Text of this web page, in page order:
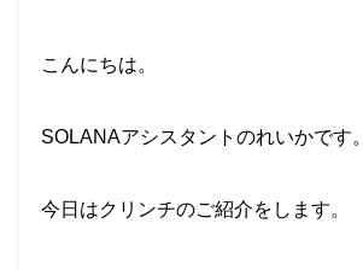
こんにちは。
SOLANAアシスタントのれいかです。
今日はクリンチのご紹介をします。